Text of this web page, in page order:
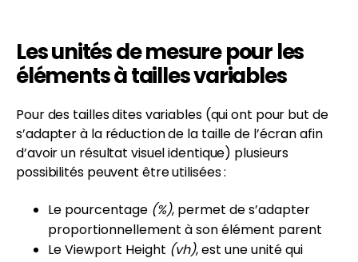
Les unités de mesure pour les
éléments à tailles variables
Pour des tailles dites variables (qui ont pour but de
s’adapter à la réduction de la taille de l’écran afin
d’avoir un résultat visuel identique) plusieurs
possibilités peuvent être utilisées :
Le pourcentage (%), permet de s’adapter
proportionnellement à son élément parent
Le Viewport Height (vh), est une unité qui